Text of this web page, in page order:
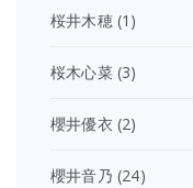
桜井木穂(1)
桜木心菜(3)
櫻井優衣 (2)
櫻井音乃 (24)